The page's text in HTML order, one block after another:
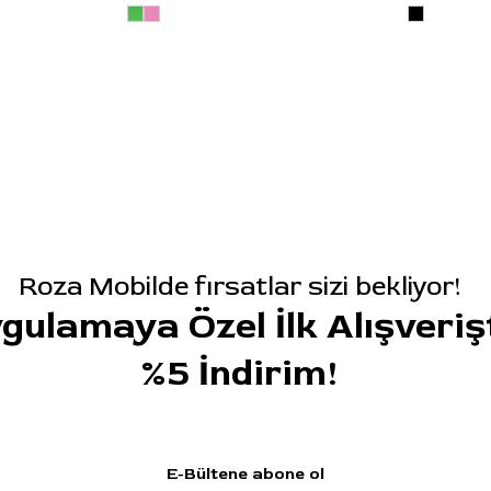
Roza Mobilde fırsatlar sizi bekliyor!
Özel İlk
%5 İndirim!
E-Bültene abone ol